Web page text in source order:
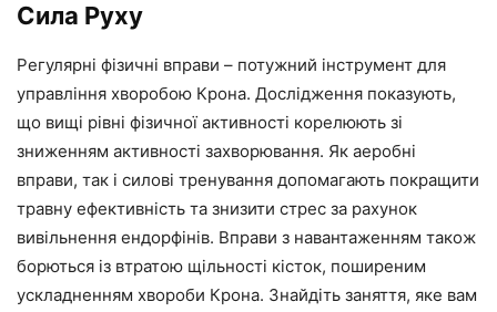
Сила Руху
Регулярні фізичні вправи – потужний інструмент для
управління хворобою Крона. Дослідження показують,
що вищі рівні фізичної активності корелюють зі
зниженням активності захворювання. Як аеробні
вправи, так і силові тренування допомагають покращити
травну ефективність та знизити стрес за рахунок
вивільнення ендорфінів. Вправи з навантаженням також
борються із втратою щільності кісток, поширеним
ускладненням хвороби Крона. Знайдіть заняття, яке вам